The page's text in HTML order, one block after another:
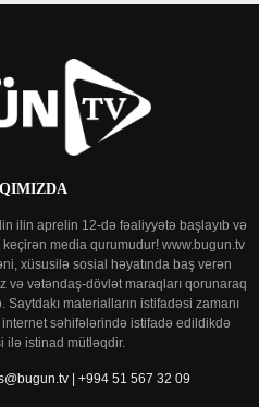
ilin aprelin 12-də fəaliyyətə başlayıb və
media qurumudur! www.bugun.tv
xüsusilə sosial həyatında baş verən
və vətəndaş-dövlət maraqları qorunaraq
Saytdakı materialların istifadəsi zamanı
səhifələrində istifadə edildikdə
ilə istinad mütləqdir.
| +994 51 567 32 09